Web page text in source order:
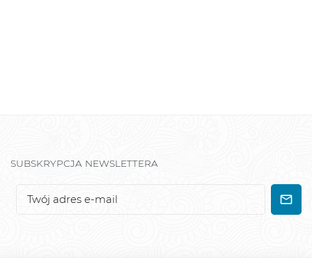
SUBSKRYPCJA NEWSLETTERA